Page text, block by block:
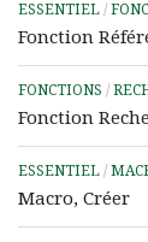
ESSENTIEL /
Fonction
FONCTIONS /
Fonction
ESSENTIEL /
Macro, Créer